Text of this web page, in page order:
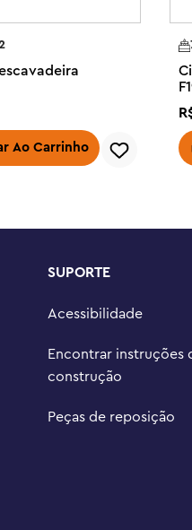
6 minifiguras, um robô e
– As crianças podem
de recreação
em uma divertida
as crianças podem ver
fãs de brinquedos
– O foguete neste
com outros
e realidade para
cm (11,5 pol.) de
Ao Carrinho
SUPORTE
Acessibilidade
Encontrar instruções
construção
Peças de reposição